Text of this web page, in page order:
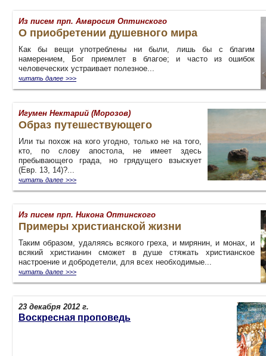
Из писем прп. Амвросия Оптинского
О приобретении душевного мира
Как бы вещи употреблены ни были, лишь бы с благим
намерением, Бог приемлет в благое; и часто из ошибок
человеческих устраивает полезное...
читать далее >>>
Игумен Нектарий (Морозов)
Образ путешествующего
Или ты похож на кого угодно, только не на того,
кто, по слову апостола, не имеет здесь
пребывающего града, но грядущего взыскует
(Евр. 13, 14)?...
читать далее >>>
Из писем прп. Никона Оптинского
Примеры христианской жизни
Таким образом, удаляясь всякого греха, и мирянин, и монах, и
всякий христианин сможет в душе стяжать христианское
настроение и добродетели, для всех необходимые...
читать далее >>>
23 декабря 2012 г.
Воскресная проповедь